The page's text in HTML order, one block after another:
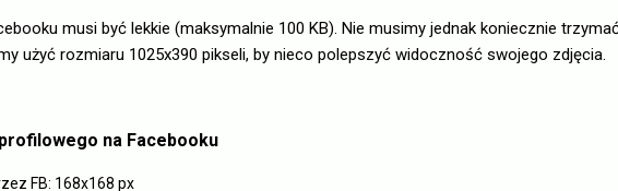
musi być lekkie (maksymalnie 100 KB). Nie musimy jednak koniecznie
użyć rozmiaru 1025x390 pikseli, by nieco polepszyć widoczność swojego zdjęcia.
na Facebooku
FB: 168x168 px